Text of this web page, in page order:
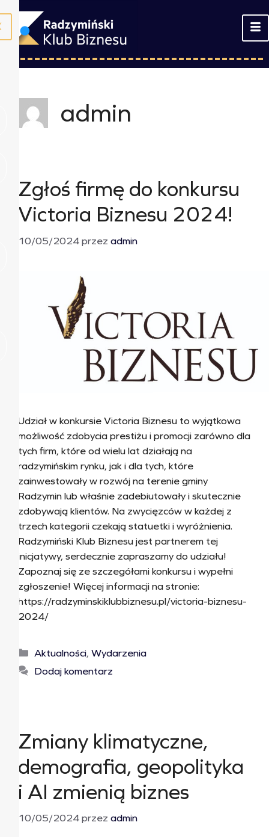
admin
Zgłoś firmę do konkursu
Victoria Biznesu 2024!
10/05/2024przez admin
Udział w konkursie Victoria Biznesu to wyjątkowa
możliwość zdobycia prestiżu i promocji zarówno dla
tych firm, które od wielu lat działają na
radzymińskim rynku, jak i dla tych, które
zainwestowały w rozwój na terenie gminy
Radzymin lub właśnie zadebiutowały i skutecznie
zdobywają klientów. Na zwycięzców w każdej z
trzech kategorii czekają statuetki i wyróżnienia.
Radzymiński Klub Biznesu jest partnerem tej
inicjatywy, serdecznie zapraszamy do udziału!
Zapoznaj się ze szczegółami konkursu i wypełni
zgłoszenie! Więcej informacji na stronie:
https://radzyminskiklubbiznesu.pl/victoria-biznesu-
2024/
Aktualności,Wydarzenia
Dodaj komentarz
Zmiany klimatyczne,
demografia, geopolityka
i AI zmienią biznes
10/05/2024przez admin